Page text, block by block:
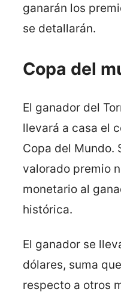
ganarán los
se detallarán.
Copa del
El ganador del
llevará a casa el
Copa del Mundo.
valorado premio
monetario al
histórica.
El ganador se
dólares, suma
respecto a otros